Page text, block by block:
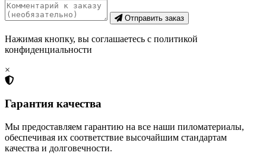
Отправить заказ
Нажимая кнопку, вы соглашаетесь с политикой
конфиденциальности
×
Гарантия качества
Мы предоставляем гарантию на все наши пиломатериалы,
обеспечивая их соответствие высочайшим стандартам
качества и долговечности.